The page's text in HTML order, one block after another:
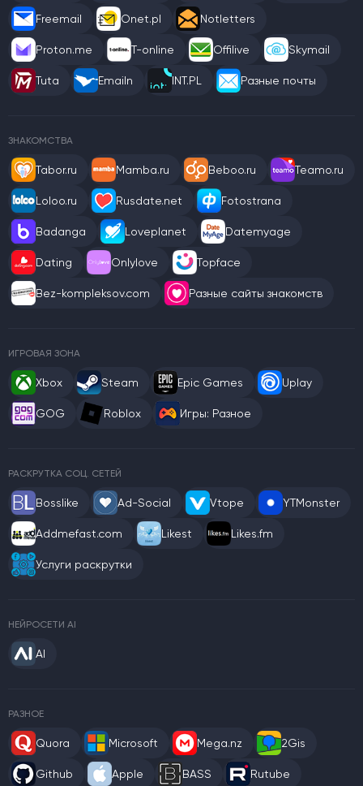
Freemail Onet.pl Notletters
Proton.me T-online Offilive Skymail
Tuta Emailn INT.PL Разные почты
ЗНАКОМСТВА
Tabor.ru Mamba.ru Beboo.ru Teamo.ru
Loloo.ru Rusdate.net Fotostrana
Badanga Loveplanet Datemyage
Dating Onlylove Topface
Bez-kompleksov.com Разные сайты знакомств
ИГРОВАЯ ЗОНА
Xbox Steam Epic Games Uplay
GOG Roblox Игры: Разное
РАСКРУТКА СОЦ. СЕТЕЙ
Bosslike Ad-Social Vtope YTMonster
Addmefast.com Likest Likes.fm
Услуги раскрутки
НЕЙРОСЕТИ AI
AI
РАЗНОЕ
Quora Microsoft Mega.nz 2Gis
Github Apple BASS Rutube